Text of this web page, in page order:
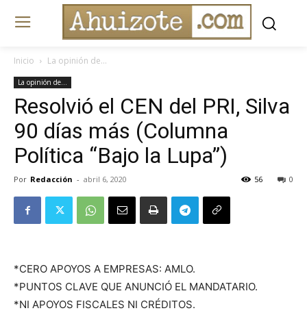
Inicio La opinión de...
La opinión de...
Resolvió el CEN del PRI, Silva
90 días más (Columna
Política “Bajo la Lupa”)
Por Redacción - abril 6, 2020 0
56
*CERO APOYOS A EMPRESAS: AMLO.
*PUNTOS CLAVE QUE ANUNCIÓ EL MANDATARIO.
*NI APOYOS FISCALES NI CRÉDITOS.